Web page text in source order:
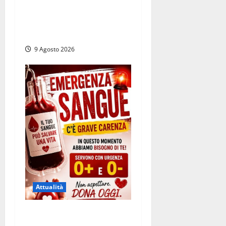
9 Agosto 2026
Attualità